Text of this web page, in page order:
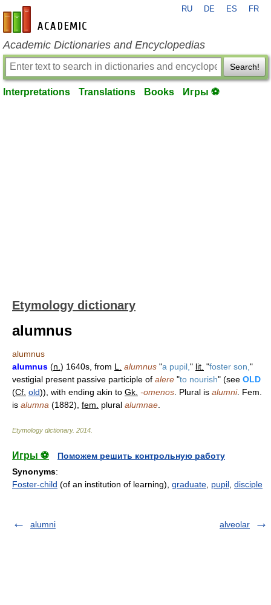
en-academic.com
RU DE ES FR
Academic Dictionaries and Encyclopedias
Search!
Interpretations Translations Books Игры ⚽
Etymology dictionary
alumnus
alumnus
alumnus (n. ) 1640s, from L. alumnus "a pupil, " lit. "foster son, "
vestigial present passive participle of alere "to nourish" (see OLD
(Cf. old)), with ending akin to Gk. -omenos . Plural is alumni. Fem.
is alumna (1882), fem. plural alumnae
Etymology dictionary. 2014
Игры ⚽
Поможем решить контрольную работу
Synonyms:
Foster-child (of an institution of learning), graduate pupil disciple
alumni alveolar